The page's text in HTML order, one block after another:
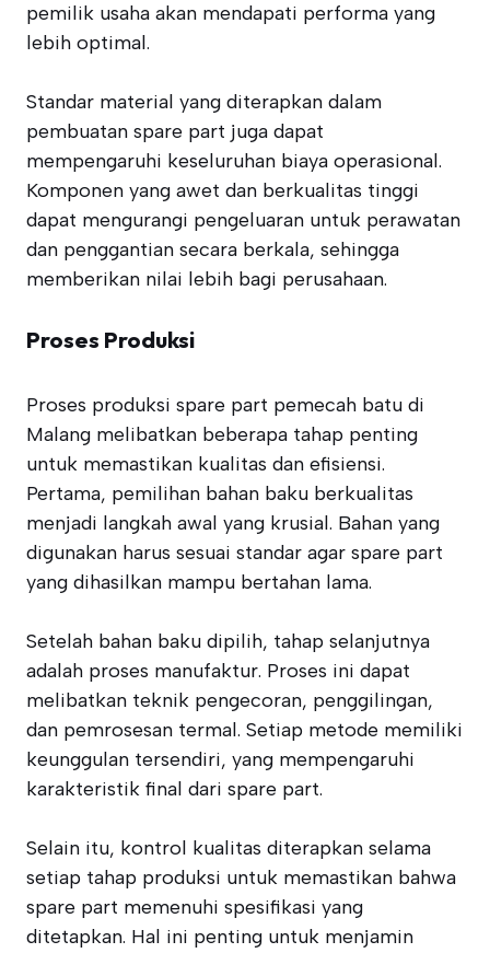
pemilik usaha akan mendapati performa yang
lebih optimal.
Standar material yang diterapkan dalam
pembuatan spare part juga dapat
mempengaruhi keseluruhan biaya operasional.
Komponen yang awet dan berkualitas tinggi
dapat mengurangi pengeluaran untuk perawatan
dan penggantian secara berkala, sehingga
memberikan nilai lebih bagi perusahaan.
Proses Produksi
Proses produksi spare part pemecah batu di
Malang melibatkan beberapa tahap penting
untuk memastikan kualitas dan efisiensi.
Pertama, pemilihan bahan baku berkualitas
menjadi langkah awal yang krusial. Bahan yang
digunakan harus sesuai standar agar spare part
yang dihasilkan mampu bertahan lama.
Setelah bahan baku dipilih, tahap selanjutnya
adalah proses manufaktur. Proses ini dapat
melibatkan teknik pengecoran, penggilingan,
dan pemrosesan termal. Setiap metode memiliki
keunggulan tersendiri, yang mempengaruhi
karakteristik final dari spare part.
Selain itu, kontrol kualitas diterapkan selama
setiap tahap produksi untuk memastikan bahwa
spare part memenuhi spesifikasi yang
ditetapkan. Hal ini penting untuk menjamin